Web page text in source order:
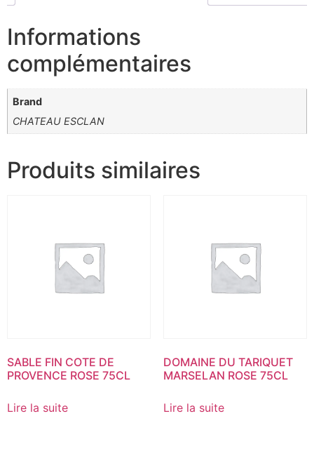
Informations
complémentaires
Brand
CHATEAU ESCLAN
Produits similaires
SABLE FIN COTE DE
PROVENCE ROSE 75CL
Lire la suite
DOMAINE DU TARIQUET
MARSELAN ROSE 75CL
Lire la suite